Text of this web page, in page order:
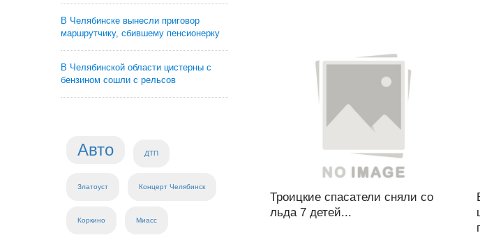
В Челябинске вынесли приговор
маршрутчику, сбившему пенсионерку
В Челябинской области цистерны с
бензином сошли с рельсов
Авто ДТП
Златоуст Концерт Челябинск
Коркино Миасс
Троицкие спасатели сняли со
льда 7 детей...